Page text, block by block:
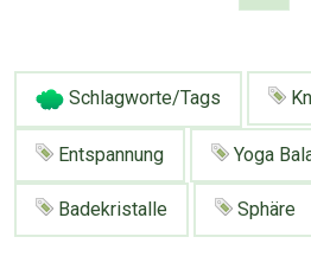
Schlagworte/Tags
Entspannung Yoga
Badekristalle Sphäre